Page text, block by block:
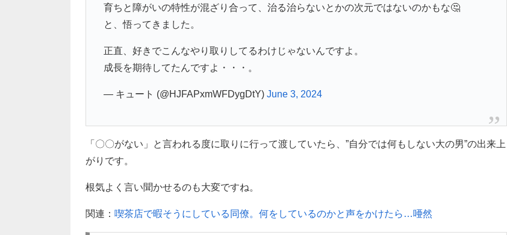
育ちと障がいの特性が混ざり合って、治る治らないとかの次元ではないのかもな🤔
と、悟ってきました。
正直、好きでこんなやり取りしてるわけじゃないんですよ。
成長を期待してたんですよ・・・。
— キュート (@HJFAPxmWFDygDtY) June 3, 2024
「〇〇がない」と言われる度に取りに行って渡していたら、”自分では何もしない大の男”の出来上
がりです。
根気よく言い聞かせるのも大変ですね。
関連： 喫茶店で暇そうにしている同僚。何をしているのかと声をかけたら…唖然